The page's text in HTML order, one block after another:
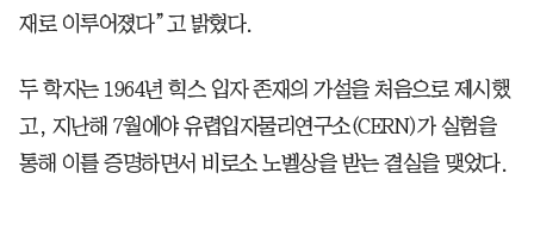
재로 이루어졌다”고 밝혔다.
두 학자는 1964년 힉스 입자 존재의 가설을 처음으로 제시했
고, 지난해 7월에야 유렵입자물리연구소(CERN)가 실험을
통해 이를 증명하면서 비로소 노벨상을 받는 결실을 맺었다.